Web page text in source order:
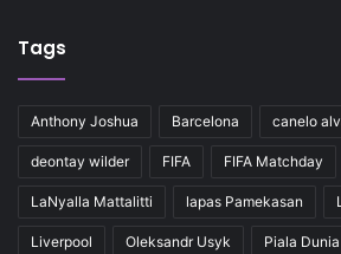
Tags
Anthony Joshua Barcelona canelo
deontay wilder FIFA FIFA Matchday
LaNyalla Mattalitti lapas Pamekasan
Liverpool Oleksandr Usyk Piala